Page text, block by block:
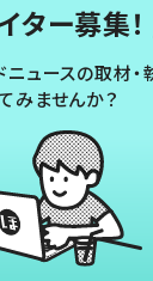
ター募集！
ニュースの取材・
みませんか？